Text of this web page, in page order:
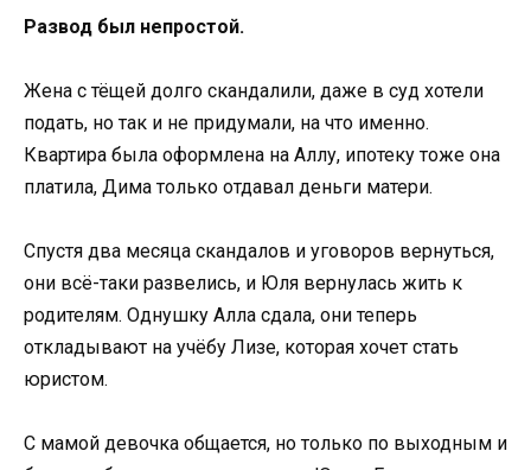
Развод был непростой.
Жена с тёщей долго скандалили, даже в суд хотели
подать, но так и не придумали, на что именно.
Квартира была оформлена на Аллу, ипотеку тоже она
платила, Дима только отдавал деньги матери.
Спустя два месяца скандалов и уговоров вернуться,
они всё-таки развелись, и Юля вернулась жить к
родителям. Однушку Алла сдала, они теперь
откладывают на учёбу Лизе, которая хочет стать
юристом.
С мамой девочка общается, но только по выходным и